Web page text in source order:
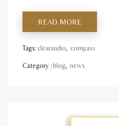
READ MORE
Tags:clearaudio, compass
Category :blog, news